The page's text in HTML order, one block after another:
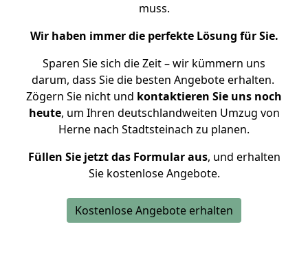
muss.
Wir haben immer die perfekte Lösung für Sie.
Sparen Sie sich die Zeit – wir kümmern uns
darum, dass Sie die besten Angebote erhalten.
Zögern Sie nicht und kontaktieren Sie uns noch
heute, um Ihren deutschlandweiten Umzug von
Herne nach Stadtsteinach zu planen.
Füllen Sie jetzt das Formular aus, und erhalten
Sie kostenlose Angebote.
Kostenlose Angebote erhalten